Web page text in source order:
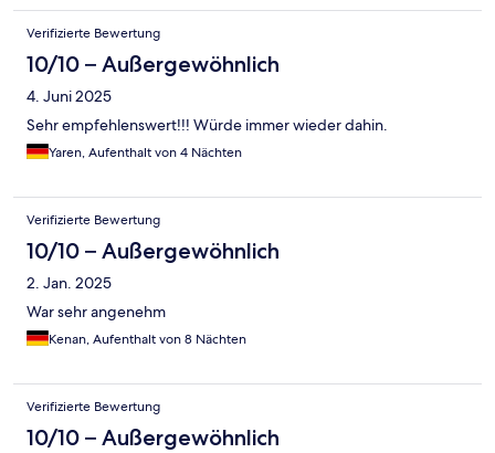
Verifizierte Bewertung
10/10 – Außergewöhnlich
4. Juni 2025
Sehr empfehlenswert!!! Würde immer wieder dahin.
Yaren, Aufenthalt von 4 Nächten
Verifizierte Bewertung
10/10 – Außergewöhnlich
2. Jan. 2025
War sehr angenehm
Kenan, Aufenthalt von 8 Nächten
Verifizierte Bewertung
10/10 – Außergewöhnlich